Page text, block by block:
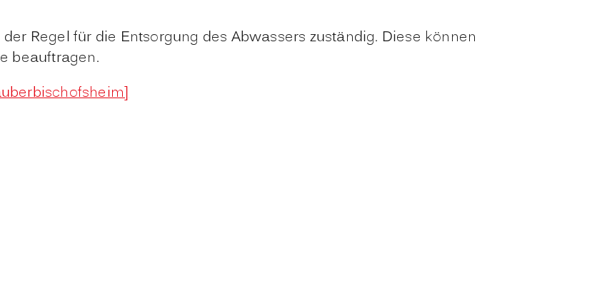
Regel für die Entsorgung des Abwassers zuständig. Diese können
beauftragen.